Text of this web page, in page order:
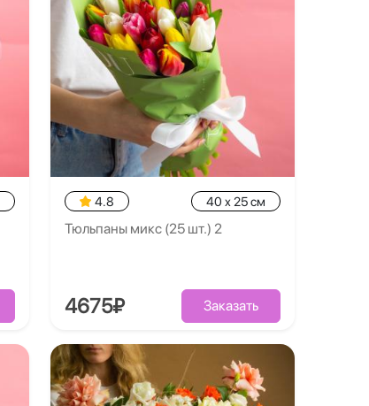
4.8 40 x 25 см
Тюльпаны микс (25 шт.) 2
4675₽ Заказать